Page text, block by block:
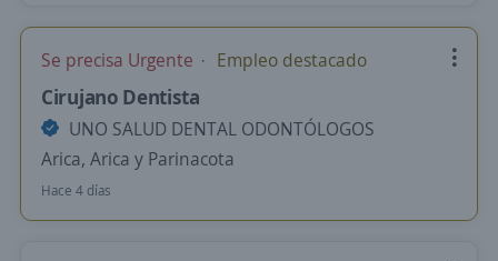
Se precisa Urgente Empleo destacado
Cirujano Dentista
UNO SALUD DENTAL ODONTÓLOGOS
Arica, Arica y Parinacota
Hace 4 días